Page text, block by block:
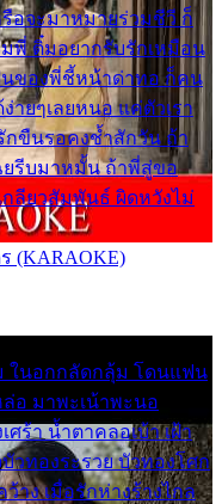
อจะมาหมายร่วมชีวี ก็
พี่ ติ๋มอยากรับรักเหมือน
ของพี่ชี้หน้าด่าทอ ก็คน
ายๆเลยหนอ แค่ตัวเรา
ขืนรอคงช้ำสักวัน ถ้า
ยรีบมาหมั้น ถ้าพี่สู่ขอ
กลียวสัมพันธ์ ผิดหวังไม่
(KARAOKE)
ในอกกลัดกลุ้ม โดนแฟน
อ มาพะเน้าพะนอ
ศร้า น้ำตาคลอเบ้า เฝ้า
วทองระรวย บัวทองโศก
ว้าง เมื่อรักห่างร้างไกล